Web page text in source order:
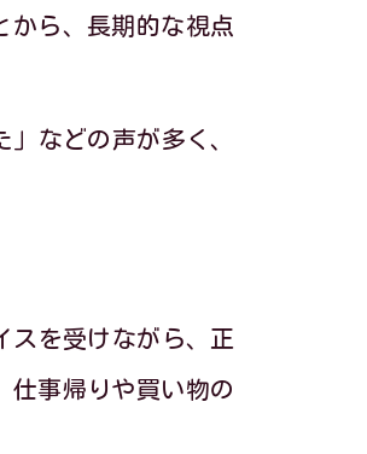
から、長期的な視点
などの声が多く、
スを受けながら、正
仕事帰りや買い物の